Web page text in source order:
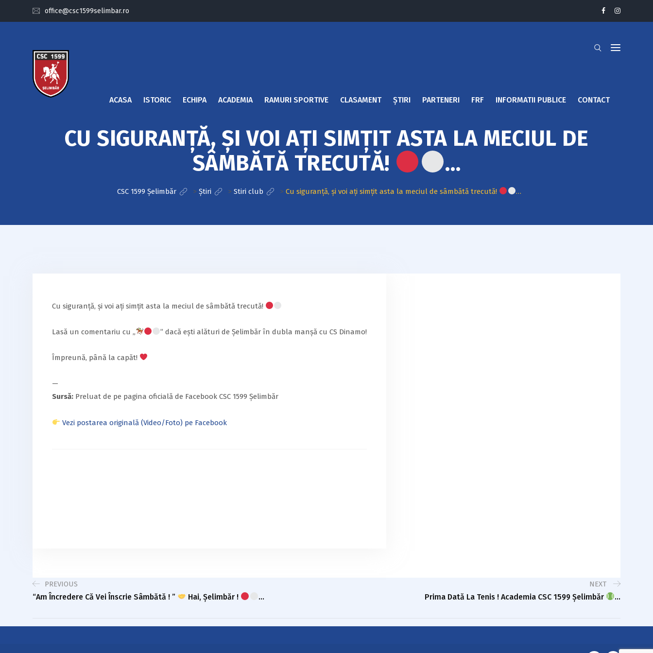
office@csc1599selimbar.ro
ACASA ISTORIC ECHIPA ACADEMIA RAMURI SPORTIVE CLASAMENT ȘTIRI PARTENERI FRF INFORMATII PUBLICE CONTACT
CU SIGURANȚĂ, ȘI VOI AȚI SIMȚIT ASTA LA MECIUL DE
SÂMBĂTĂ TRECUTĂ!
…
CSC 1599 Șelimbăr >Știri >Stiri club >Cu siguranță, și voi ați simțit asta la meciul de sâmbătă trecută! …
Cu siguranță, și voi ați simțit asta la meciul de sâmbătă trecută!
Lasă un comentariu cu „ ” dacă ești alături de Șelimbăr în dubla manșă cu CS Dinamo!
Împreună, până la capăt!
—
Sursă: Preluat de pe pagina oficială de Facebook CSC 1599 Șelimbăr
Vezi postarea originală (Video/Foto) pe Facebook
PREVIOUS
“Am Încredere Că Vei Înscrie Sâmbătă ! ” Hai, Șelimbăr ! …
NEXT
Prima Dată La Tenis ! Academia CSC 1599 Șelimbăr …